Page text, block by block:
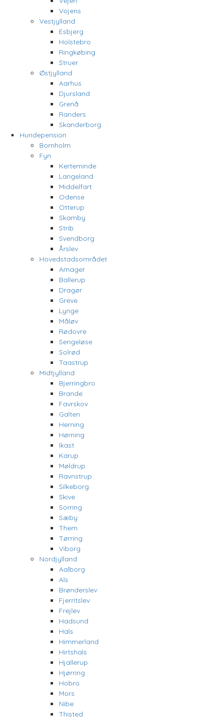
Vojens
Vestjylland
Esbjerg
Holstebro
Ringkøbing
Struer
Østjylland
Aarhus
Djursland
Grenå
Randers
Skanderborg
Hundepension
Bornholm
Fyn
Kerteminde
Langeland
Middelfart
Odense
Otterup
Skamby
Strib
Svendborg
Årslev
Hovedstadsområdet
Amager
Ballerup
Dragør
Greve
Lynge
Måløv
Rødovre
Sengeløse
Solrød
Taastrup
Midtjylland
Bjerringbro
Brande
Favrskov
Galten
Herning
Hørning
Ikast
Karup
Møldrup
Ravnstrup
Silkeborg
Skive
Sorring
Sæby
Them
Tørring
Viborg
Nordjylland
Aalborg
Als
Brønderslev
Fjerritslev
Frejlev
Hadsund
Hals
Himmerland
Hirtshals
Hjallerup
Hjørring
Hobro
Mors
Nibe
Thisted